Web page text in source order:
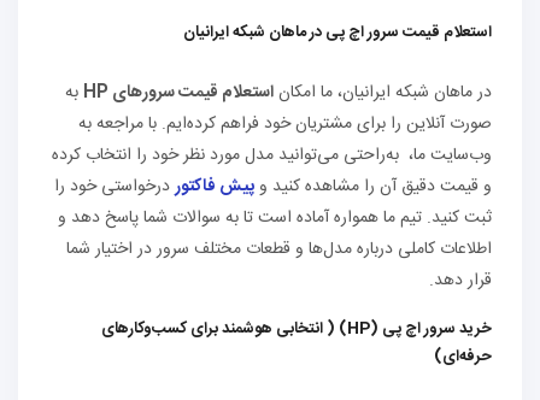
استعلام قیمت سرور اچ پی در ماهان شبکه ایرانیان
در ماهان شبکه ایرانیان، ما امکاناستعلام قیمت سرورهای HP
به
صورت آنلاین را برای مشتریان خود فراهم کرده‌ایم. با مراجعه به
وب‌سایت ما، به‌راحتی می‌توانید مدل مورد نظر خود را انتخاب کرده
و قیمت دقیق آن را مشاهده کنید و پیش فاکتوردرخواستی خود را
ثبت کنید. تیم ما همواره آماده است تا به سوالات شما پاسخ دهد و
اطلاعات کاملی درباره مدل‌ها و قطعات مختلف سرور در اختیار شما
قرار دهد.
خرید سرور اچ پی (HP) ( انتخابی هوشمند برای کسب‌وکارهای
حرفه‌ای)